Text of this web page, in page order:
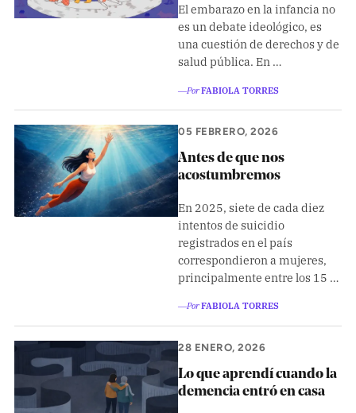
El embarazo en la infancia no
es un debate ideológico, es
una cuestión de derechos y de
salud pública. En …
―PorFABIOLA TORRES
05 FEBRERO, 2026
Antes de que nos
acostumbremos
En 2025, siete de cada diez
intentos de suicidio
registrados en el país
correspondieron a mujeres,
principalmente entre los 15 …
―PorFABIOLA TORRES
28 ENERO, 2026
Lo que aprendí cuando la
demencia entró en casa